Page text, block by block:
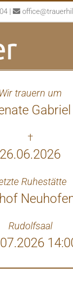
|
Wir trauern um
Gabriel
†
26.06.2026
Ruhestätte
Rudolfsaal